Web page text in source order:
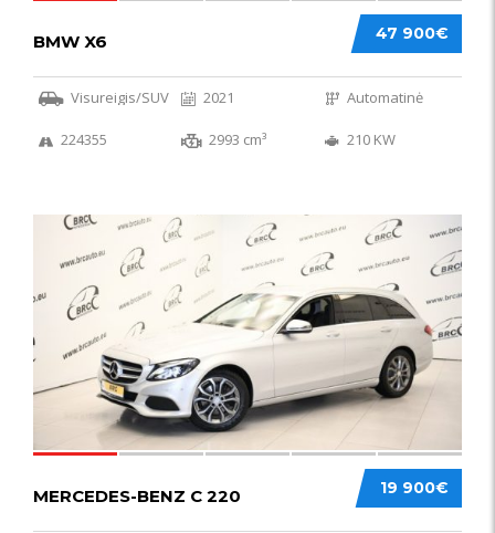
47 900€
BMW X6
Visureigis/SUV 2021 Automatinė
224355 2993 cm³ 210 KW
52
19 900€
MERCEDES-BENZ C 220